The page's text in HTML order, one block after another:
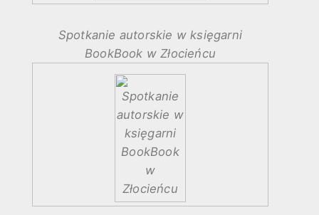
Spotkanie autorskie w księgarni
BookBook w Złocieńcu